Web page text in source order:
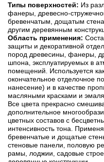
Типы поверхностей: Из
фанеры, древесно-
бревенчатым, дощатым
другим деревянным
Область применения:
защиты и декоративной
пород древесины, фанеры,
шпона, эксплуатируемых в
помещений. Используется
окончательное отделочное
нанесение) и в качестве
масляными красками и
Все цвета прекрасно
дополнительное
цветных составов с
интенсивность тона.
бревенчатые и дощатые
стеновые панели, половую
рамы, лоджии, садовые